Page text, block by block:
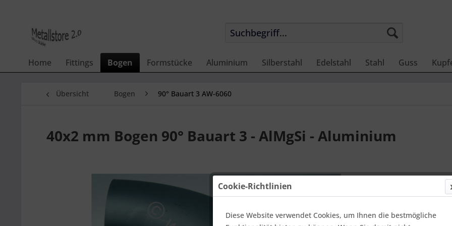
Home Fittings Bogen Formstücke Aluminium Silberstahl Edelstahl Stahl Guss
Übersicht Bogen 90° Bauart 3 AW-6060
40x2 mm Bogen 90° Bauart 3 - AlMgSi - Aluminium
23,28
1
Online-
Cookie-Richtlinien
Diese Website verwendet Cookies, um Ihnen die bestmögliche